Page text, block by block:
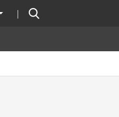
Lista adicional de acciones
Buscador